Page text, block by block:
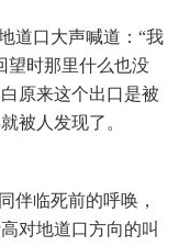
道口大声喊道：“我
望时那里什么也没
原来这个出口是被
被人发现了。
伴临死前的呼唤，
对地道口方向的叫